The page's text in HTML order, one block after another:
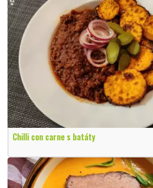
Chilli con carne s batáty